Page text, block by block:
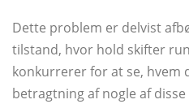
Dette problem er delvist
tilstand, hvor hold skifter
konkurrerer for at se, hvem
betragtning af nogle af